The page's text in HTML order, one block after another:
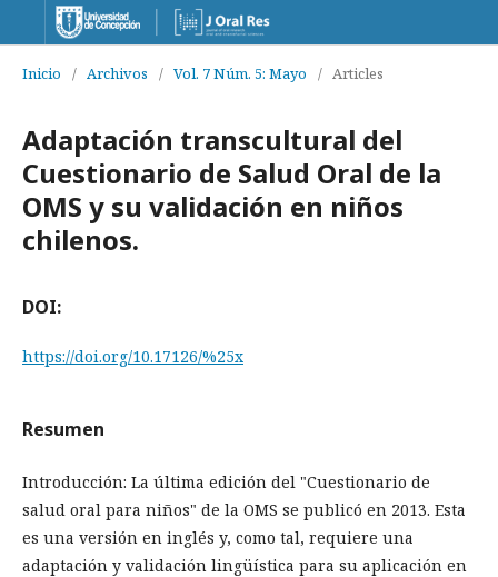
Inicio / Archivos / Vol. 7 Núm. 5: Mayo / Articles
Adaptación transcultural del
Cuestionario de Salud Oral de la
OMS y su validación en niños
chilenos.
DOI:
https://doi.org/10.17126/%25x
Resumen
Introducción: La última edición del "Cuestionario de
salud oral para niños" de la OMS se publicó en 2013. Esta
es una versión en inglés y, como tal, requiere una
adaptación y validación lingüística para su aplicación en